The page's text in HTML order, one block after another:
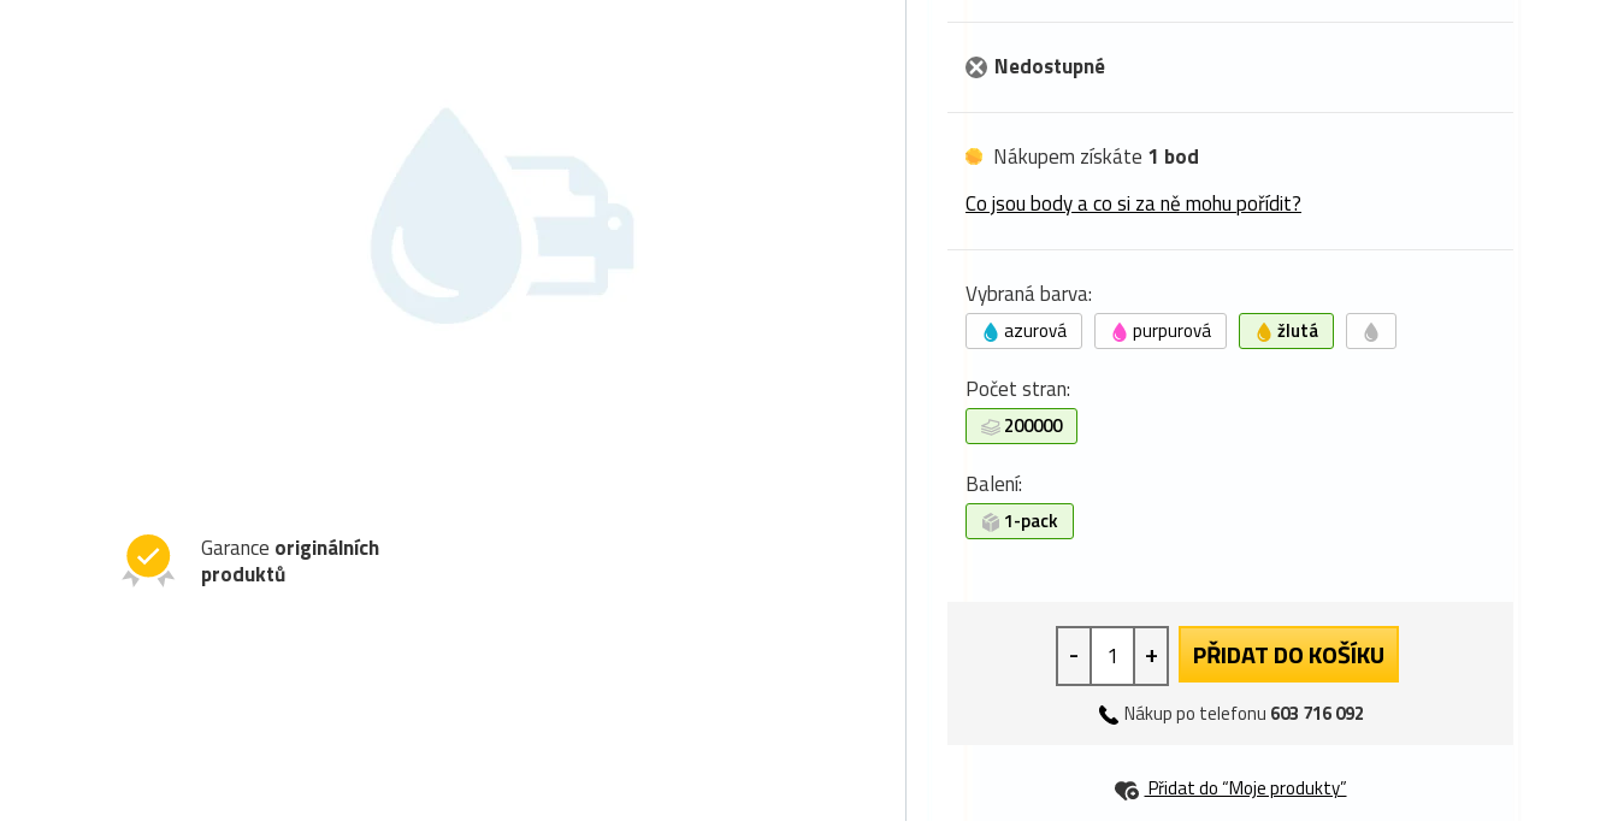
Garance originálních
produktů
Nedostupné
Nákupem získáte 1 bod
Co jsou body a co si za ně mohu pořídit?
Vybraná barva:
azurová purpurová žlutá
Počet stran:
200000
Balení:
1-pack
- + PŘIDAT DO KOŠÍKU
Nákup po telefonu 603 716 092
Přidat do “Moje produkty”